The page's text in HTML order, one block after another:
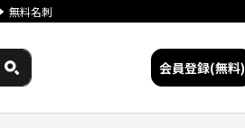
無料名刺
会員登録(無料)